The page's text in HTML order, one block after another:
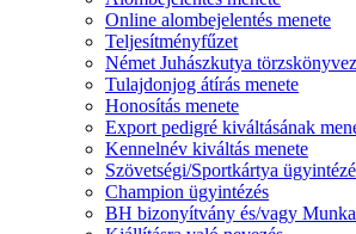
Online alombejelentés menete
Teljesítményfűzet
Német Juhászkutya
Tulajdonjog átírás menete
Honosítás menete
Export pedigré kiváltásának
Kennelnév kiváltás menete
Szövetségi/Sportkártya
Champion ügyintézés
BH bizonyítvány és/vagy